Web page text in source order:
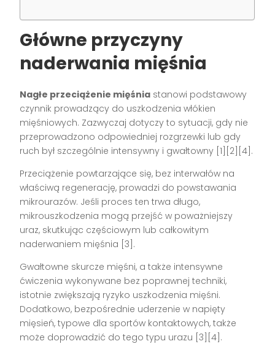
Główne przyczyny
naderwania mięśnia
Nagłe przeciążenie mięśnia stanowi podstawowy
czynnik prowadzący do uszkodzenia włókien
mięśniowych. Zazwyczaj dotyczy to sytuacji, gdy nie
przeprowadzono odpowiedniej rozgrzewki lub gdy
ruch był szczególnie intensywny i gwałtowny [1][2][4] .
Przeciążenie powtarzające się, bez interwałów na
właściwą regenerację, prowadzi do powstawania
mikrourazów. Jeśli proces ten trwa długo,
mikrouszkodzenia mogą przejść w poważniejszy
uraz, skutkując częściowym lub całkowitym
naderwaniem mięśnia [3] .
Gwałtowne skurcze mięśni, a także intensywne
ćwiczenia wykonywane bez poprawnej techniki,
istotnie zwiększają ryzyko uszkodzenia mięśni.
Dodatkowo, bezpośrednie uderzenie w napięty
mięsień, typowe dla sportów kontaktowych, także
może doprowadzić do tego typu urazu [3][4] .